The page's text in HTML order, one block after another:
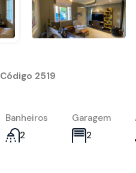
Código 2519
Banheiros
2
Garagem
2